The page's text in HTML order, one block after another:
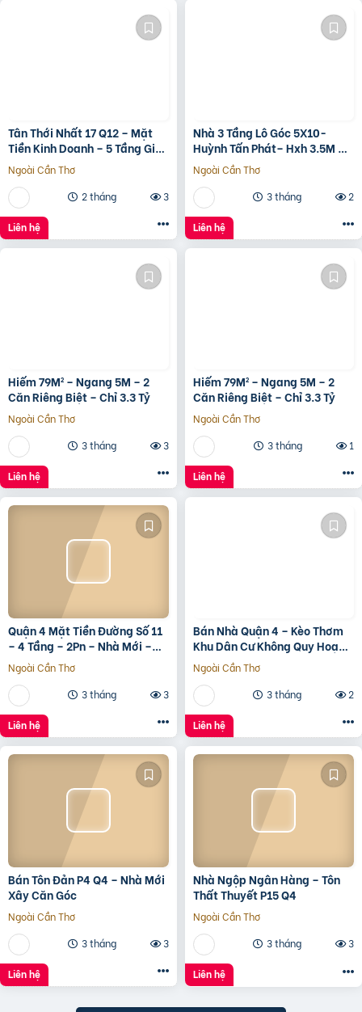
Tân Thới Nhất 17 Q12 – Mặt
Tiền Kinh Doanh – 5 Tầng Giá
13.6 Tỷ
Ngoài Cần Thơ
2 tháng
3
Liên hệ
Nhà 3 Tầng Lô Góc 5X10-
Huỳnh Tấn Phát– Hxh 3.5M –
Kinh Doanh Tốt – Shr Hoàn
Công Đủ- Giá 3 Tỷ Hơn.
Ngoài Cần Thơ
3 tháng
2
Liên hệ
Hiếm 79M² – Ngang 5M – 2
Căn Riêng Biệt – Chỉ 3.3 Tỷ
Ngoài Cần Thơ
3 tháng
3
Liên hệ
Hiếm 79M² – Ngang 5M – 2
Căn Riêng Biệt – Chỉ 3.3 Tỷ
Ngoài Cần Thơ
3 tháng
1
Liên hệ
Quận 4 Mặt Tiền Đường Số 11
– 4 Tầng – 2Pn – Nhà Mới –
7.35 Tỷ Tl
Ngoài Cần Thơ
3 tháng
3
Liên hệ
Bán Nhà Quận 4 – Kèo Thơm
Khu Dân Cư Không Quy Hoạch
Cách Mặt Tiền Xóm Chiếu
30M
Ngoài Cần Thơ
3 tháng
2
Liên hệ
Bán Tôn Đản P4 Q4 – Nhà Mới
Xây Căn Góc
Ngoài Cần Thơ
3 tháng
3
Liên hệ
Nhà Ngộp Ngân Hàng – Tôn
Thất Thuyết P15 Q4
Ngoài Cần Thơ
3 tháng
3
Liên hệ